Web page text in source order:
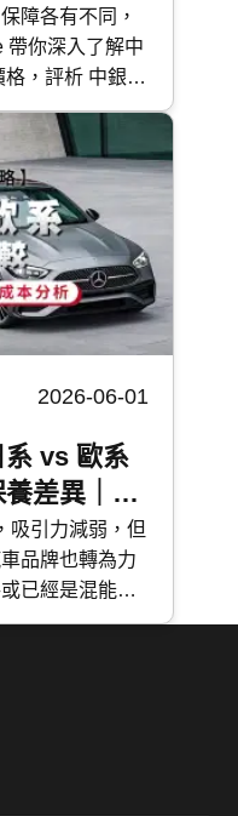
障各有不同，
帶你深入了解中
，評析 中銀汽
的車保方案。
2026-06-01
系 vs 歐系
差異｜維
吸引力減弱，但
品牌也轉為力
已經是混能車
能車？應該如何
。